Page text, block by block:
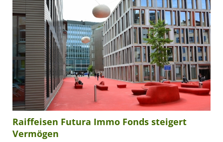
Raiffeisen Futura Immo Fonds steigert
Vermögen